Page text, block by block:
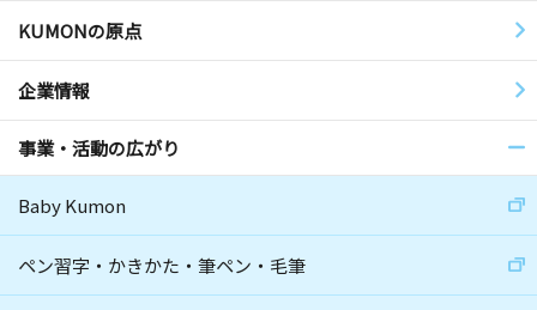
KUMONの原点
企業情報
事業・活動の広がり
Baby Kumon
ペン習字・かきかた・筆ペン・毛筆